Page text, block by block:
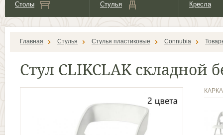
Столы Стулья Кресла
Главная Стулья Cтулья пластиковые Connubia
Стул CLIKCLAK складной